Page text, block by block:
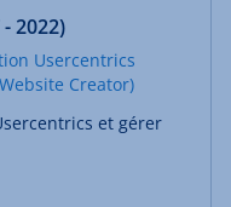
2022)
Usercentrics
Creator)
et gérer